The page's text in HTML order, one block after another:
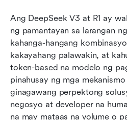
Ang DeepSeek V3 at R1 ay
ng pamantayan sa larangan
kahanga-hangang
kakayahang palawakin, at
token-based na modelo ng
pinahusay ng mga
ginagawang perpektong
negosyo at developer na
na may mataas na volume o